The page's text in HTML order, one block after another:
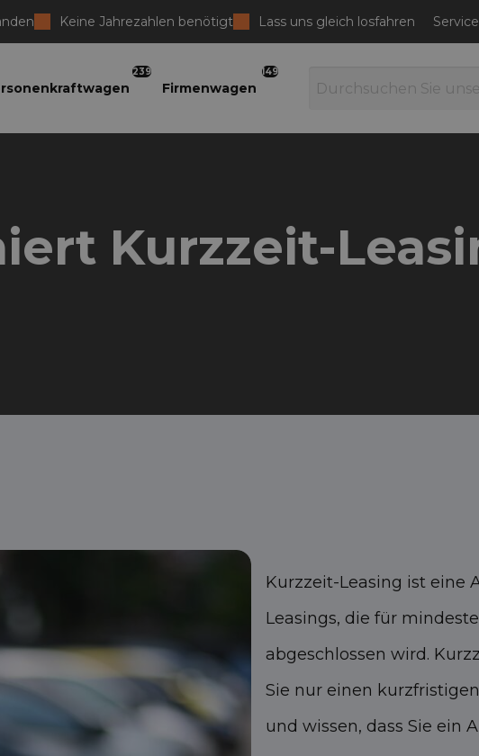
Keine Jahrezahlen benötigt Lass uns gleich losfahren Service
239
Firmenwagen
149
Kurzzeit-
Kurzzeit-Leasing ist eine
Leasings, die für
abgeschlossen wird.
Sie nur einen
und wissen, dass Sie ein